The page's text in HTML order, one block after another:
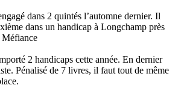
dans 2 quintés l’automne dernier. Il
dans un handicap à Longchamp près
Méfiance
2 handicaps cette année. En dernier
Pénalisé de 7 livres, il faut tout de même